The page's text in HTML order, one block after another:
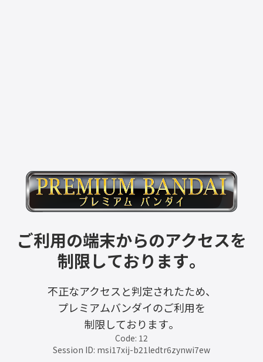
ご利用の端末からのアクセスを
制限しております。
不正なアクセスと判定されたため、
プレミアムバンダイのご利用を
制限しております。
Code: 12
Session ID: msi17xij-b21ledtr6zynwi7ew